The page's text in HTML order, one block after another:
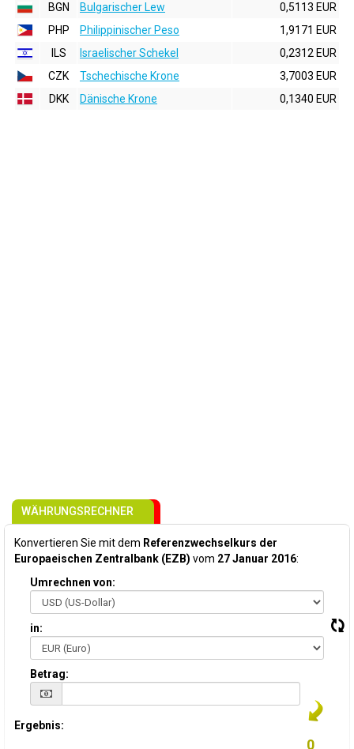
BGN
Bulgarischer Lew
0,5113 EUR
PHP
Philippinischer Peso
1,9171 EUR
ILS
Israelischer Schekel
0,2312 EUR
CZK
Tschechische Krone
3,7003 EUR
DKK
Dänische Krone 0,1340 EUR
WÄHRUNGSRECHNER
Konvertieren Sie mit dem Referenzwechselkurs der
Europaeischen Zentralbank (EZB) vom 27 Januar 2016:
Umrechnen von:
in:
Betrag:
Ergebnis: